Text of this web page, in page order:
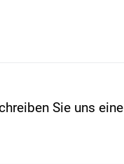
Sie uns eine